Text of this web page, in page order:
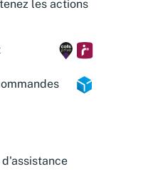
les actions